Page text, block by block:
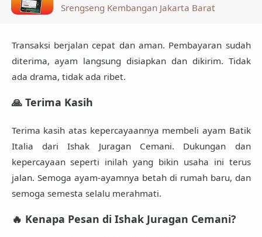
Srengseng Kembangan Jakarta Barat
Transaksi berjalan cepat dan aman. Pembayaran sudah
diterima, ayam langsung disiapkan dan dikirim. Tidak
ada drama, tidak ada ribet.
🙏 Terima Kasih
Terima kasih atas kepercayaannya membeli ayam Batik
Italia dariIshak Juragan Cemani. Dukungan dan
kepercayaan seperti inilah yang bikin usaha ini terus
jalan. Semoga ayam-ayamnya betah di rumah baru, dan
semoga semesta selalu merahmati.
🔥 Kenapa Pesan di Ishak Juragan Cemani?